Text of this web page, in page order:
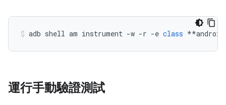
adb shell am instrument -w -r -e class **
運行手動驗證測試